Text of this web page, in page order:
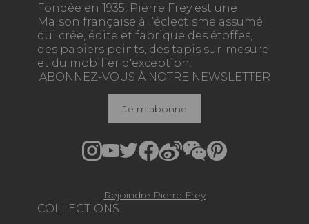
Fondée en 1935, Pierre Frey est une
Maison française à l’éclectisme assumé
qui crée, édite et fabrique des étoffes,
des papiers peints, des tapis sur-mesure
et du mobilier d'exception.
COLLECTIONS
ABONNEZ-VOUS À NOTRE NEWSLETTER
Je m'abonne
Rejoindre Pierre Frey